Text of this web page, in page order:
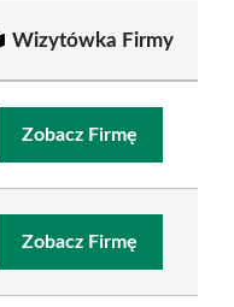
Wizytówka Firmy
Zobacz Firmę
Zobacz Firmę